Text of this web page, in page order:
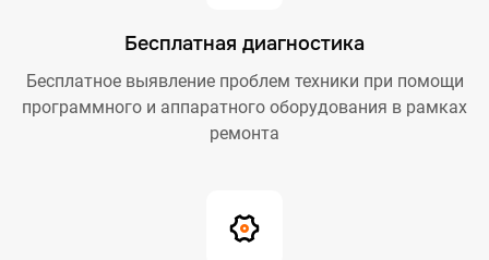
Бесплатная диагностика
Бесплатное выявление проблем техники при помощи
программного и аппаратного оборудования в рамках
ремонта